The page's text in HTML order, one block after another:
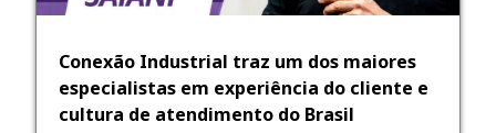
Conexão Industrial traz um dos maiores
especialistas em experiência do cliente e
cultura de atendimento do Brasil